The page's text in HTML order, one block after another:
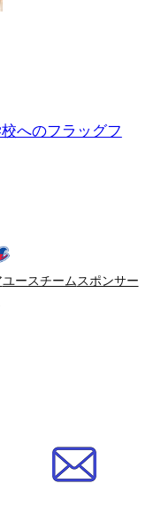
へのフラッグフ
ユースチームスポンサー